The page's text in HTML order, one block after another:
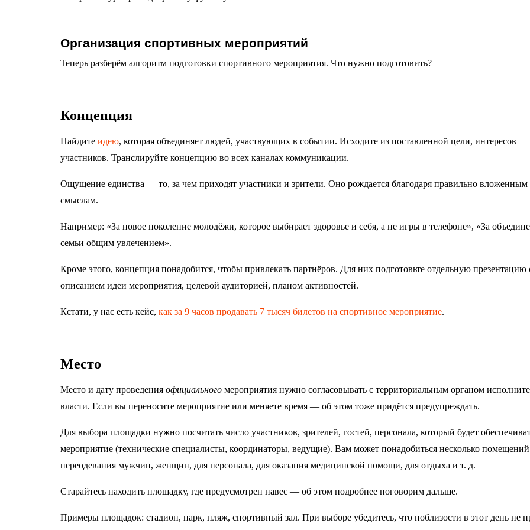
Организация спортивных мероприятий
Теперь разберём алгоритм подготовки спортивного мероприятия. Что нужно подготовить?
Концепция
Найдите идею, которая объединяет людей, участвующих в событии. Исходите из поставленной цели, интересов
участников. Транслируйте концепцию во всех каналах коммуникации.
Ощущение единства — то, за чем приходят участники и зрители. Оно рождается благодаря правильно вложенным
смыслам.
Например: «За новое поколение молодёжи, которое выбирает здоровье и себя, а не игры в телефоне», «За
семьи общим увлечением».
Кроме этого, концепция понадобится, чтобы привлекать партнёров. Для них подготовьте отдельную презентацию
описанием идеи мероприятия, целевой аудиторией, планом активностей.
Кстати, у нас есть кейс, как за 9 часов продавать 7 тысяч билетов на спортивное мероприятие.
Место
Место и дату проведения официального мероприятия нужно согласовывать с территориальным органом
власти. Если вы переносите мероприятие или меняете время — об этом тоже придётся предупреждать.
Для выбора площадки нужно посчитать число участников, зрителей, гостей, персонала, который будет
мероприятие (технические специалисты, координаторы, ведущие). Вам может понадобиться несколько
переодевания мужчин, женщин, для персонала, для оказания медицинской помощи, для отдыха и т. д.
Старайтесь находить площадку, где предусмотрен навес — об этом подробнее поговорим дальше.
Примеры площадок: стадион, парк, пляж, спортивный зал. При выборе убедитесь, что поблизости в этот день не